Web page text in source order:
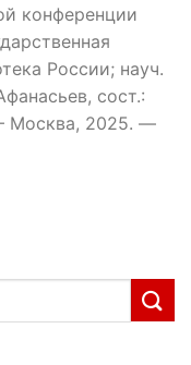
конференции
России; науч.
сост.:
Москва, 2025. —